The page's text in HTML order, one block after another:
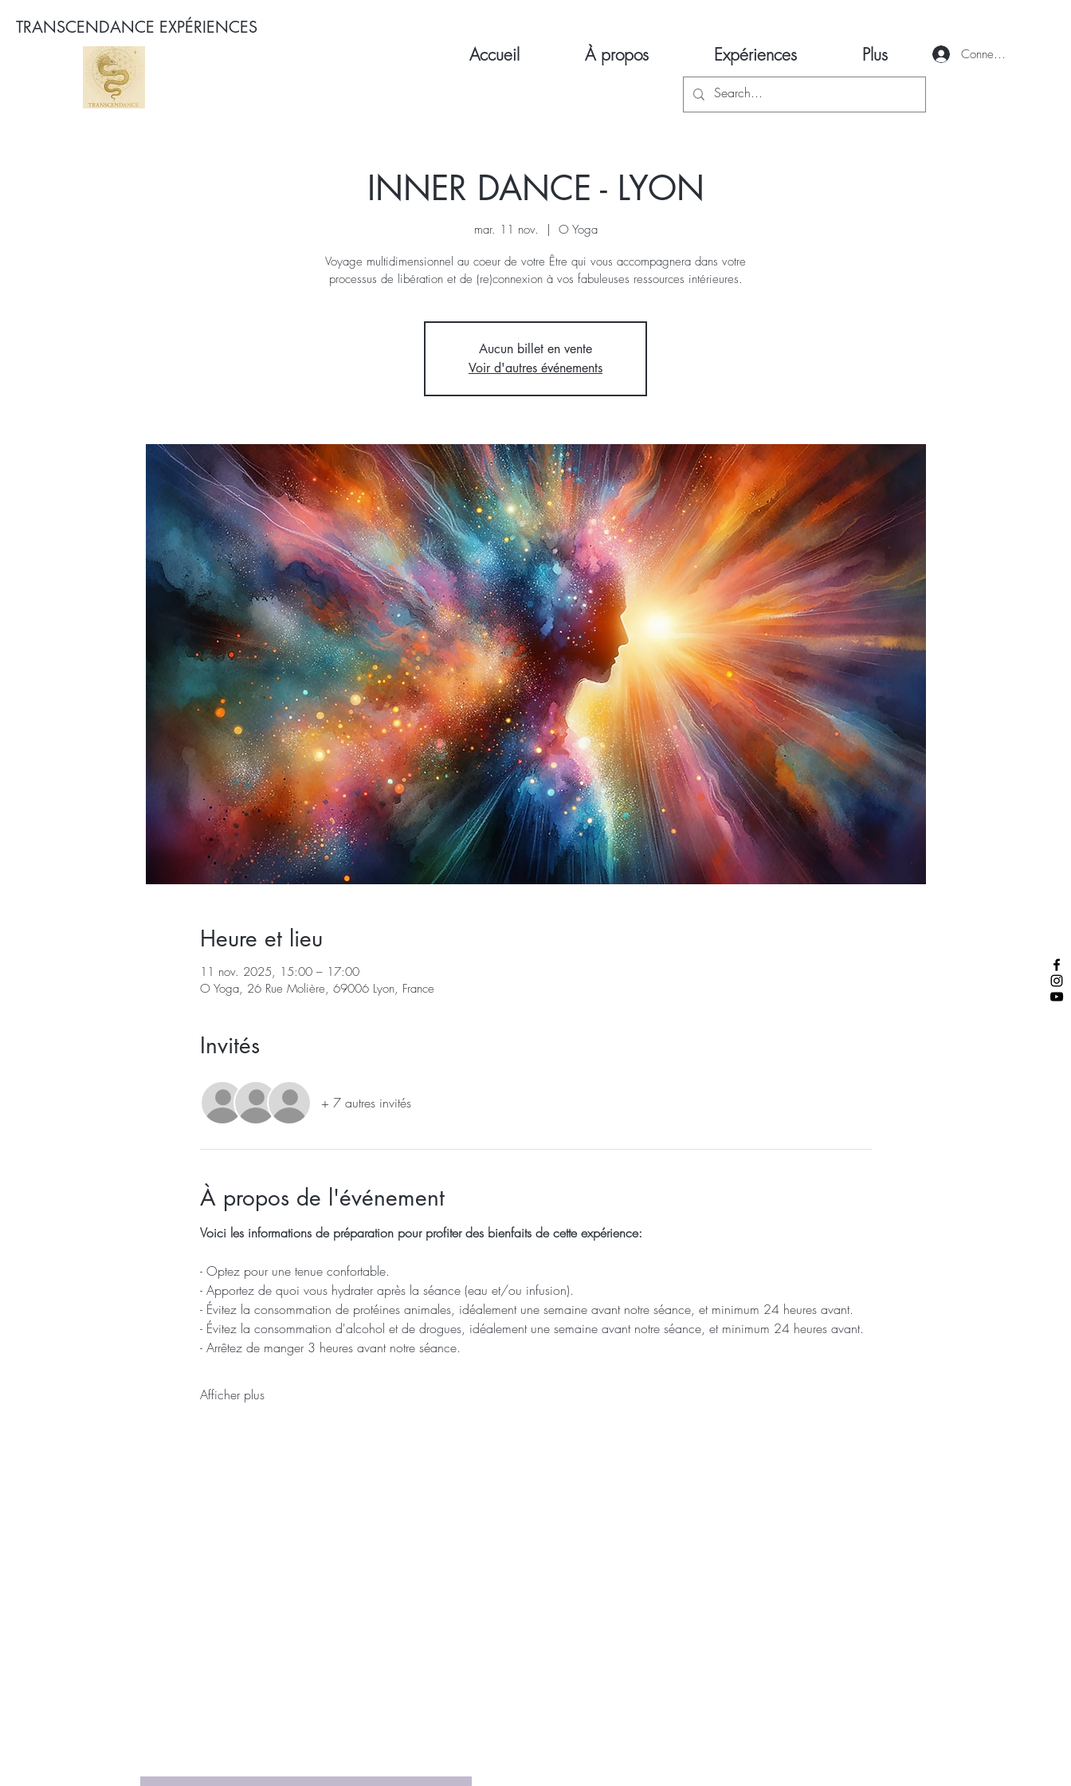
TRANSCENDANCE EXPÉRIENCES
Accueil À propos Expériences Plus Connexion
INNER DANCE - LYON
mar. 11 nov.
  |
O Yoga
Voyage multidimensionnel au coeur de votre Être qui vous accompagnera dans votre
processus de libération et de (re)connexion à vos fabuleuses ressources intérieures.
Aucun billet en vente
Voir d'autres événements
Heure et lieu
11 nov. 2025, 15:00 – 17:00
O Yoga, 26 Rue Molière, 69006 Lyon, France
Invités
+ 7 autres invités
À propos de l'événement
Voici les informations de préparation pour profiter des bienfaits de cette expérience:
- Optez pour une tenue confortable.
- Apportez de quoi vous hydrater après la séance (eau et/ou infusion).
- Évitez la consommation de protéines animales, idéalement une semaine avant notre séance, et minimum 24 heures avant.
- Évitez la consommation d'alcohol et de drogues, idéalement une semaine avant notre séance, et minimum 24 heures avant.
- Arrêtez de manger 3 heures avant notre séance.
Afficher plus